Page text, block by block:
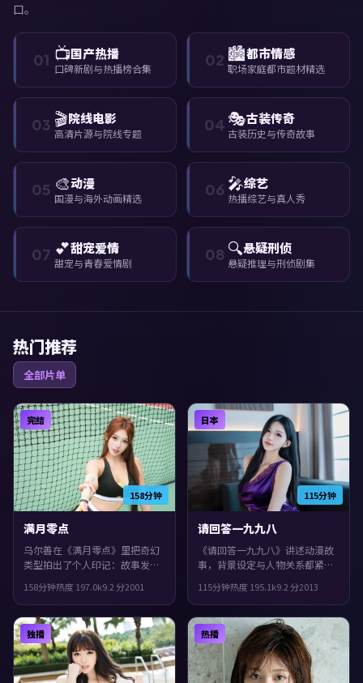
口。
01 📺国产热播
口碑新剧与热播榜合集 02 🏙️都市情感
职场家庭都市题材精选
03 🎬院线电影
高清片源与院线专题 04 🎭古装传奇
古装历史与传奇故事
05 🎨动漫
国漫与海外动画精选 06 🎤综艺
热播综艺与真人秀
07 💕甜宠爱情
甜宠与青春爱情剧 08 🔍悬疑刑侦
悬疑推理与刑侦剧集
热门推荐
全部片单
158分钟
完结
满月零点
乌尔善在《满月零点》里把奇幻
类型拍出了个人印记：故事发生
面。主演包括刘德华、小松菜
奈、白宇。叙事在回忆与现实之
间交错推进，观感紧凑，值得推
荐。
158分钟热度 197.0k9.2 分2001
115分钟
日本
请回答一九九八
《请回答一九九八》讲述动漫故
事，背景设定与人物关系都紧扣
映，吉尔莫·德尔·托罗执导，
雷佳音、袁泉、吴镇宇领衔。镜
头语言偏写实，细节里埋着伏
笔，片尾余味很足。
115分钟热度 195.1k9.2 分2013
独播 热播